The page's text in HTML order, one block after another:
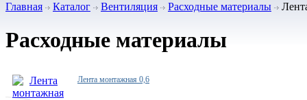
Главная Каталог Вентиляция Расходные материалы
Расходные материалы
Лента монтажная 0,6